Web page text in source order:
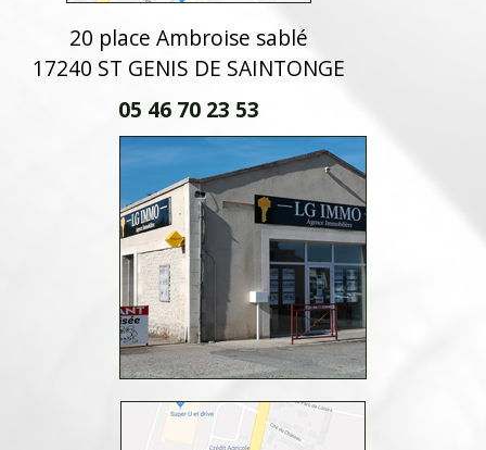
20 place Ambroise sablé
17240 ST GENIS DE SAINTONGE
05 46 70 23 53